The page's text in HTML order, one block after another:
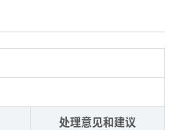
处理意见和建议